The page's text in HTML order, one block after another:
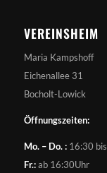
VEREINSHEIM
Maria Kampshoff
Eichenallee 31
Bocholt-Lowick
Öffnungszeiten:
Mo. – Do. :16:30
Fr.:ab 16:30Uhr